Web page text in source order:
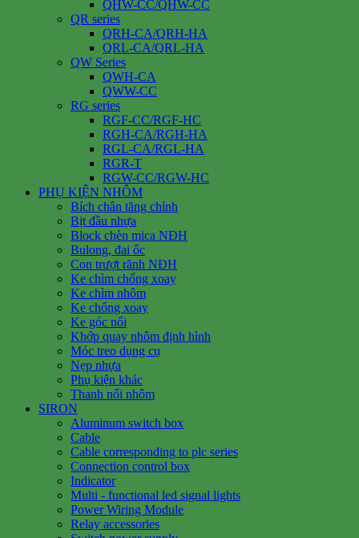
QHW-CC/QHW-CC
QR series
QRH-CA/QRH-HA
QRL-CA/QRL-HA
QW Series
QWH-CA
QWW-CC
RG series
RGF-CC/RGF-HC
RGH-CA/RGH-HA
RGL-CA/RGL-HA
RGR-T
RGW-CC/RGW-HC
PHỤ KIỆN NHÔM
Bích chân tăng chỉnh
Bịt đầu nhựa
Block chèn mica NĐH
Bulong, đai ốc
Con trượt rãnh NĐH
Ke chìm chống xoay
Ke chìm nhôm
Ke chống xoay
Ke góc nổi
Khớp quay nhôm định hình
Móc treo dụng cụ
Nẹp nhựa
Phụ kiện khác
Thanh nối nhôm
SIRON
Aluminum switch box
Cable
Cable corresponding to plc series
Connection control box
Indicator
Multi - functional led signal lights
Power Wiring Module
Relay accessories